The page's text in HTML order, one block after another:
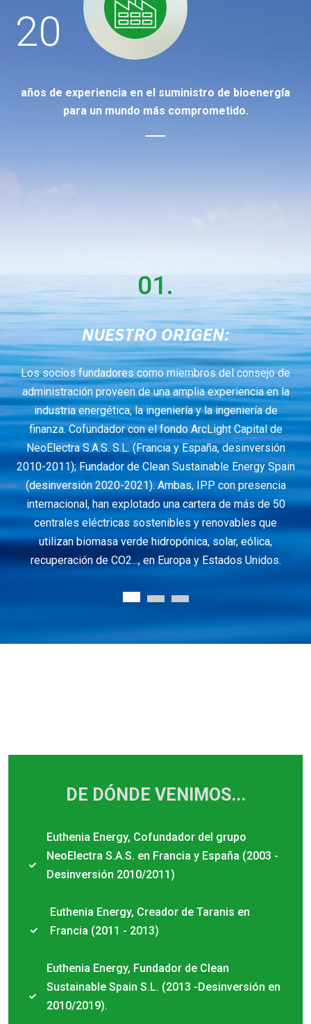
20
años de experiencia en el suministro de bioenergía
para un mundo más comprometido.
01.
NUESTRO ORIGEN:
Los socios fundadores como miembros del consejo de
administración proveen de una amplia experiencia en la
industria energética, la ingeniería y la ingeniería de
finanza. Cofundador con el fondo ArcLight Capital de
NeoElectra S.A.S. S.L. (Francia y España, desinversión
2010-2011); Fundador de Clean Sustainable Energy Spain
(desinversión 2020-2021). Ambas, IPP con presencia
internacional, han explotado una cartera de más de 50
centrales eléctricas sostenibles y renovables que
utilizan biomasa verde hidropónica, solar, eólica,
recuperación de CO2..., en Europa y Estados Unidos.
DE DÓNDE VENIMOS...
Euthenia Energy, Cofundador del grupo
NeoElectra S.A.S. en Francia y España (2003 -
Desinversión 2010/2011)
Euthenia Energy, Creador de Taranis en
Francia (2011 - 2013)
Euthenia Energy, Fundador de Clean
Sustainable Spain S.L. (2013 -Desinversión en
2010/2019).